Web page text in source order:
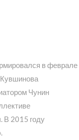
в феврале
Кувшинова
Чунин
В 2015 году